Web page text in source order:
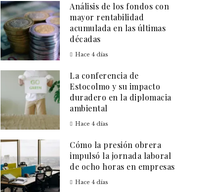
Análisis de los fondos con
mayor rentabilidad
acumulada en las últimas
décadas
Hace 4 días
La conferencia de
Estocolmo y su impacto
duradero en la diplomacia
ambiental
Hace 4 días
Cómo la presión obrera
impulsó la jornada laboral
de ocho horas en empresas
Hace 4 días